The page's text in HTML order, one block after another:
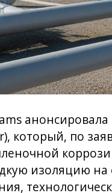
анонсировала
который, по
изоляцию